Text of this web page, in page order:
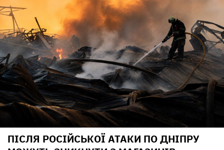
ПІСЛЯ РОСІЙСЬКОЇ АТАКИ ПО ДНІПРУ